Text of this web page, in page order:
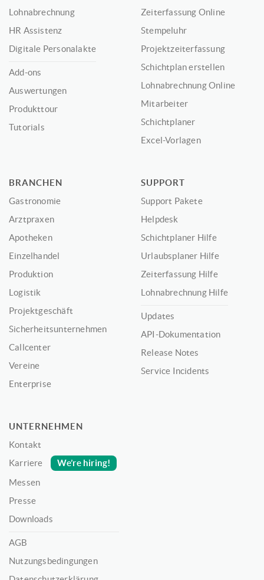
Lohnabrechnung
HR Assistenz
Digitale Personalakte
Add-ons
Auswertungen
Produkttour
Tutorials
Zeiterfassung Online
Stempeluhr
Projektzeiterfassung
Schichtplan erstellen
Lohnabrechnung Online
Mitarbeiter
Schichtplaner
Excel-Vorlagen
BRANCHEN
Gastronomie
Arztpraxen
Apotheken
Einzelhandel
Produktion
Logistik
Projektgeschäft
Sicherheitsunternehmen
Callcenter
Vereine
Enterprise
SUPPORT
Support Pakete
Helpdesk
Schichtplaner Hilfe
Urlaubsplaner Hilfe
Zeiterfassung Hilfe
Lohnabrechnung Hilfe
Updates
API-Dokumentation
Release Notes
Service Incidents
UNTERNEHMEN
Kontakt
Karriere
We’re hiring!
Messen
Presse
Downloads
AGB
Nutzungsbedingungen